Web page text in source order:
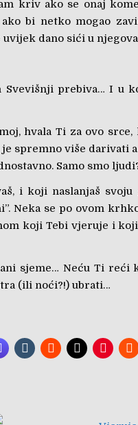
kriv ako se onaj
ako bi netko mogao
dano sići u
Svevišnji prebiva… I u
hvala Ti za ovo
spremno više darivati
Samo smo
i koji naslanjaš svoju
Neka se po ovom
koji Tebi vjeruje i
sjeme… Neću Ti reći
(ili noći?!) ubrati…